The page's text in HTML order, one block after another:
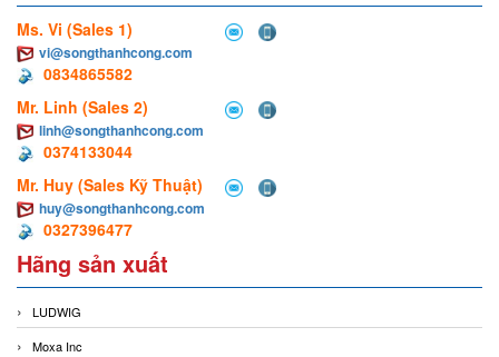
Ms. Vi (Sales 1)
vi@songthanhcong.com
0834865582
Mr. Linh (Sales 2)
linh@songthanhcong.com
0374133044
Mr. Huy (Sales Kỹ Thuật)
huy@songthanhcong.com
0327396477
Hãng sản xuất
LUDWIG
Moxa Inc